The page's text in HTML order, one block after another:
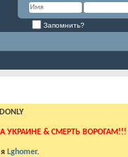
Запомнить?
УКРАИНЕ & СМЕРТЬ ВОРОГАМ!!!
Lghomer.